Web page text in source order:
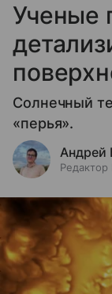
Ученые
Солнечный
«перья».
Андрей
Редактор